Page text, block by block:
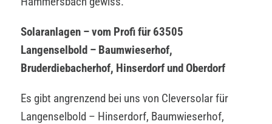
Solaranlagen – vom Profi für 63505
Langenselbold – Baumwieserhof,
Bruderdiebacherhof, Hinserdorf und Oberdorf
Es gibt angrenzend bei uns von Cleversolar für
Langenselbold – Hinserdorf, Baumwieserhof,